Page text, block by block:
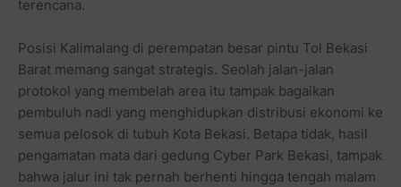
terencana.
Posisi Kalimalang di perempatan besar pintu Tol Bekasi
Barat memang sangat strategis. Seolah jalan-jalan
protokol yang membelah area itu tampak bagaikan
pembuluh nadi yang menghidupkan distribusi ekonomi ke
semua pelosok di tubuh Kota Bekasi. Betapa tidak, hasil
pengamatan mata dari gedung Cyber Park Bekasi, tampak
bahwa jalur ini tak pernah berhenti hingga tengah malam